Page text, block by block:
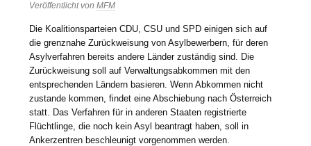
Veröffentlicht vonMFM
Die Koalitionsparteien CDU, CSU und SPD einigen sich auf
die grenznahe Zurückweisung von Asylbewerbern, für deren
Asylverfahren bereits andere Länder zuständig sind. Die
Zurückweisung soll auf Verwaltungsabkommen mit den
entsprechenden Ländern basieren. Wenn Abkommen nicht
zustande kommen, findet eine Abschiebung nach Österreich
statt. Das Verfahren für in anderen Staaten registrierte
Flüchtlinge, die noch kein Asyl beantragt haben, soll in
Ankerzentren beschleunigt vorgenommen werden.